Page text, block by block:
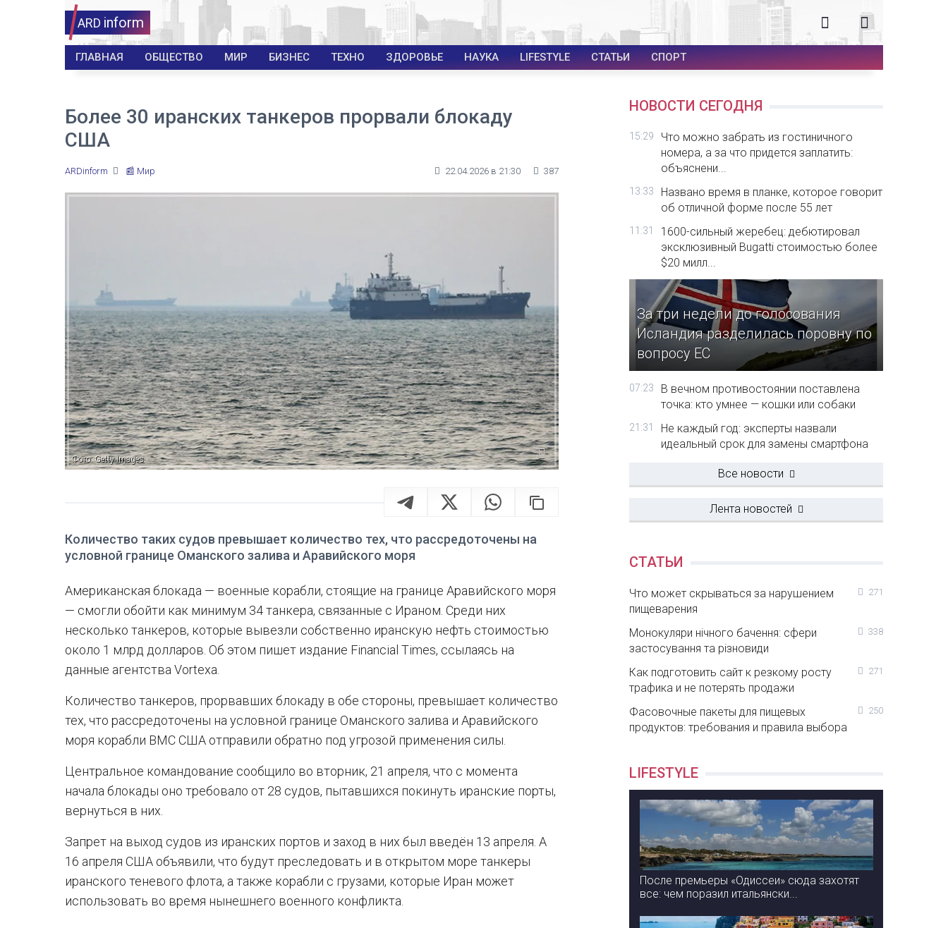
ARD inform
ГЛАВНАЯ ОБЩЕСТВО МИР БИЗНЕС ТЕХНО ЗДОРОВЬЕ НАУКА LIFESTYLE СТАТЬИ СПОРТ
Более 30 иранских танкеров прорвали блокаду
США
ARDinform 📰 Мир 22.04.2026 в 21:30 387
Фото: Getty Images
Количество таких судов превышает количество тех, что рассредоточены на
условной границе Оманского залива и Аравийского моря
Американская блокада — военные корабли, стоящие на границе Аравийского моря
— смогли обойти как минимум 34 танкера, связанные с Ираном. Среди них
несколько танкеров, которые вывезли собственно иранскую нефть стоимостью
около 1 млрд долларов. Об этом пишет издание Financial Times, ссылаясь на
данные агентства Vortexa.
Количество танкеров, прорвавших блокаду в обе стороны, превышает количество
тех, что рассредоточены на условной границе Оманского залива и Аравийского
моря корабли ВМС США отправили обратно под угрозой применения силы.
Центральное командование сообщило во вторник, 21 апреля, что с момента
начала блокады оно требовало от 28 судов, пытавшихся покинуть иранские порты,
вернуться в них.
Запрет на выход судов из иранских портов и заход в них был введён 13 апреля. А
16 апреля США объявили, что будут преследовать и в открытом море танкеры
иранского теневого флота, а также корабли с грузами, которые Иран может
использовать во время нынешнего военного конфликта.
НОВОСТИ СЕГОДНЯ
15:29
Что можно забрать из гостиничного
номера, а за что придется заплатить:
объяснени...
13:33
Названо время в планке, которое говорит
об отличной форме после 55 лет
11:31
1600-сильный жеребец: дебютировал
эксклюзивный Bugatti стоимостью более
$20 милл...
За три недели до голосования
Исландия разделилась поровну по
вопросу ЕС
07:23
В вечном противостоянии поставлена
точка: кто умнее — кошки или собаки
21:31
Не каждый год: эксперты назвали
идеальный срок для замены смартфона
Все новости
Лента новостей
СТАТЬИ
Что может скрываться за нарушением
пищеварения
271
Монокуляри нічного бачення: сфери
застосування та різновиди
338
Как подготовить сайт к резкому росту
трафика и не потерять продажи
271
Фасовочные пакеты для пищевых
продуктов: требования и правила выбора
250
LIFESTYLE
После премьеры «Одиссеи» сюда захотят
все: чем поразил итальянски...